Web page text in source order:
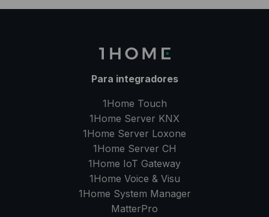
Para integradores
1Home Touch
1Home Server KNX
1Home Server Loxone
1Home Server CH
1Home IoT Gateway
1Home Voice & Visu
1Home System Manager
MatterPro